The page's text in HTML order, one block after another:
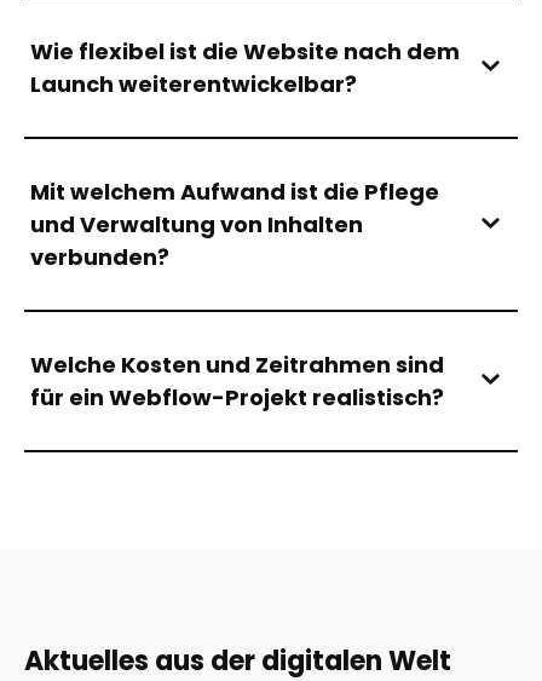
Wie flexibel ist die Website nach dem
Launch weiterentwickelbar?
Mit welchem Aufwand ist die Pflege
und Verwaltung von Inhalten
verbunden?
Welche Kosten und Zeitrahmen sind
für ein Webflow-Projekt realistisch?
Aktuelles aus der digitalen Welt